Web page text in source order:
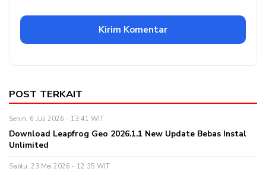
POST TERKAIT
Senin, 6 Juli 2026 - 13:41 WIT
Download Leapfrog Geo 2026.1.1 New Update Bebas Instal
Unlimited
Sabtu, 23 Mei 2026 - 12:35 WIT